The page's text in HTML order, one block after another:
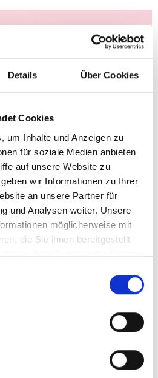
Details Über Cookies
Cookies
um Inhalte und Anzeigen zu
für soziale Medien anbieten
auf unsere Website zu
wir Informationen zu Ihrer
an unsere Partner für
und Analysen weiter. Unsere
möglicherweise mit
die Sie ihnen bereitgestellt
Ihrer Nutzung der Dienste
kann nicht einmal mehr die
Haushalt wird in roten Zahlen
dass man nicht einmal mehr die
konkretisiert FPÖ-Stadtrat Markus
die Gebühren ordentlich erhöhen
in die Tasche greifen um
der Stadt Innsbruck bis
der Caprese-Regierung
geschafft der erste Bürgermeister